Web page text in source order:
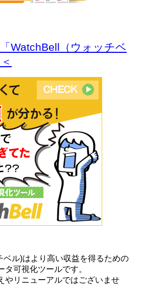
WatchBell（ウォッチベ
ル)はより高い収益を得るための
可視化ツールです。
やリニューアルではございませ